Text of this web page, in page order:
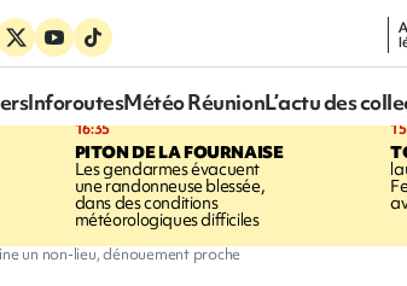
InforoutesMétéo RéunionL’actu des
16:35
PITON DE LA FOURNAISE
Les gendarmes évacuent
une randonneuse blessée,
dans des conditions
météorologiques difficiles
un non-lieu, dénouement proche